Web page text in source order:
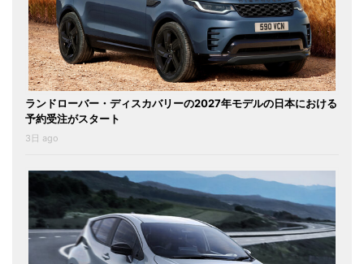
ランドローバー・ディスカバリーの2027年モデルの日本における
予約受注がスタート
3日 ago